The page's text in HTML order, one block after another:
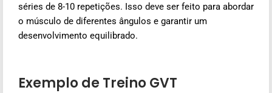
séries de 8-10 repetições. Isso deve ser feito para abordar
o músculo de diferentes ângulos e garantir um
desenvolvimento equilibrado.
Exemplo de Treino GVT